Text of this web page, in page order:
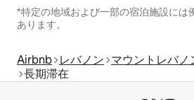
*特定の地域および一部の宿泊施設には
あります。
Airbnb レバノン マウントレバノ
長期滞在